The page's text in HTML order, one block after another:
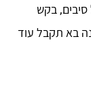
בקש
בא תקבל עוד